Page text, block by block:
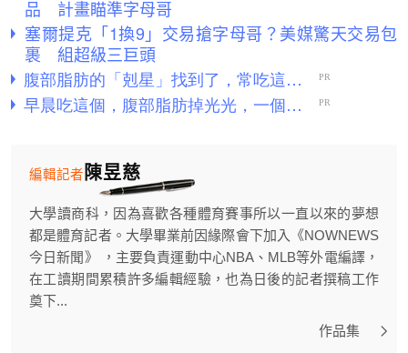
品 計畫瞄準字母哥
塞爾提克「1換9」交易搶字母哥？美媒驚天交易包
裹 組超級三巨頭
陳昱慈
編輯記者
大學讀商科，因為喜歡各種體育賽事所以一直以來的夢想
都是體育記者。大學畢業前因緣際會下加入《NOWNEWS
今日新聞》 ，主要負責運動中心NBA、MLB等外電編譯，
在工讀期間累積許多編輯經驗，也為日後的記者撰稿工作
奠下...
作品集